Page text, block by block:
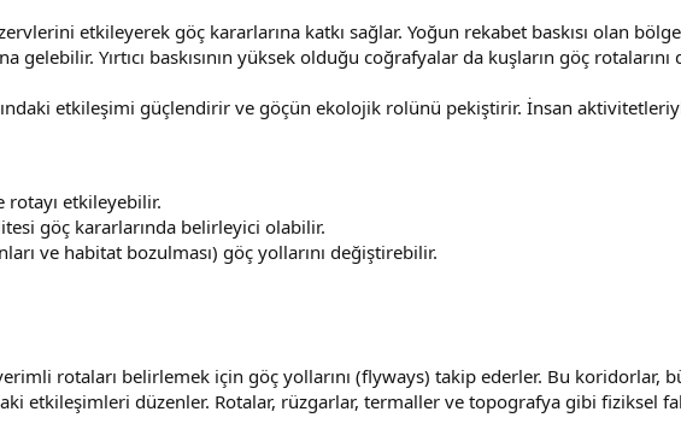
etkileyerek göç kararlarına katkı sağlar. Yoğun rekabet baskısı olan
gelebilir. Yırtıcı baskısının yüksek olduğu coğrafyalar da kuşların göç
etkileşimi güçlendirir ve göçün ekolojik rolünü pekiştirir. İnsan
rotayı etkileyebilir.
göç kararlarında belirleyici olabilir.
ve habitat bozulması) göç yollarını değiştirebilir.
rotaları belirlemek için göç yollarını (flyways) takip ederler. Bu koridorlar,
etkileşimleri düzenler. Rotalar, rüzgarlar, termaller ve topografya gibi fiziksel